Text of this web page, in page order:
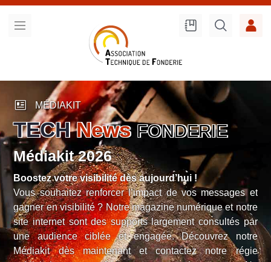
sur le site
TECHNews FONDERIE
Médiakit 2026
newsmode MÉDIAKIT
Boostez votre visibilité dès aujourd’hui !
Vous souhaitez renforcer l’impact de vos messages et
gagner en visibilité ? Notre magazine numérique et notre
site internet sont des supports largement consultés par
une audience ciblée et engagée. Découvrez notre
Médiakit dès maintenant et contactez notre régie